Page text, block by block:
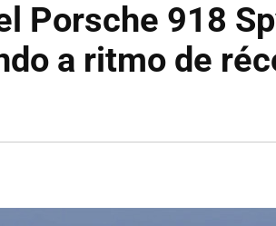
Porsche 918
a ritmo de